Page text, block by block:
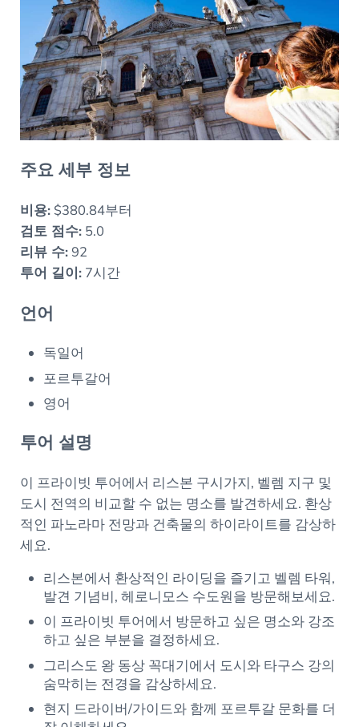
주요 세부 정보
비용:$380.84부터
검토 점수:5.0
리뷰 수:92
투어 길이:7시간
언어
독일어
포르투갈어
영어
투어 설명
이 프라이빗 투어에서 리스본 구시가지, 벨렘 지구 및
도시 전역의 비교할 수 없는 명소를 발견하세요. 환상
적인 파노라마 전망과 건축물의 하이라이트를 감상하
세요.
리스본에서 환상적인 라이딩을 즐기고 벨렘 타워,
발견 기념비, 헤로니모스 수도원을 방문해보세요.
이 프라이빗 투어에서 방문하고 싶은 명소와 강조
하고 싶은 부분을 결정하세요.
그리스도 왕 동상 꼭대기에서 도시와 타구스 강의
숨막히는 전경을 감상하세요.
현지 드라이버/가이드와 함께 포르투갈 문화를 더